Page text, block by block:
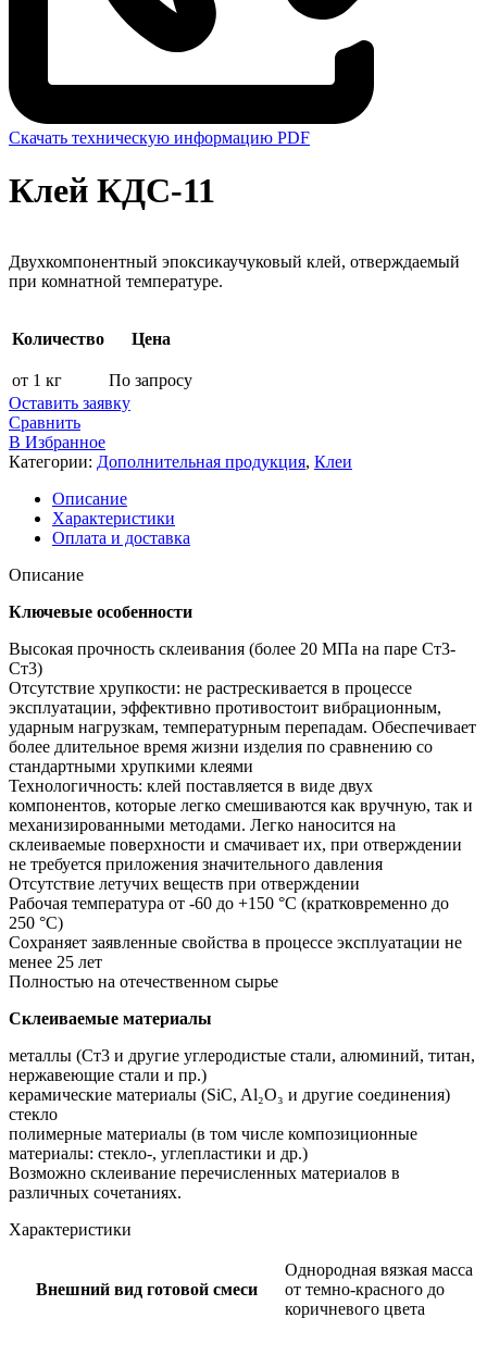
Скачать техническую информацию PDF
Клей КДС-11
Двухкомпонентный эпоксикаучуковый клей, отверждаемый
при комнатной температуре.
Количество Цена
от 1 кг
По запросу
Оставить заявку
Сравнить
В Избранное
Категории: Дополнительная продукция, Клеи
Описание
Характеристики
Оплата и доставка
Описание
Ключевые особенности
Высокая прочность склеивания (более 20 МПа на паре Ст3-
Ст3)
Отсутствие хрупкости: не растрескивается в процессе
эксплуатации, эффективно противостоит вибрационным,
ударным нагрузкам, температурным перепадам. Обеспечивает
более длительное время жизни изделия по сравнению со
стандартными хрупкими клеями
Технологичность: клей поставляется в виде двух
компонентов, которые легко смешиваются как вручную, так и
механизированными методами. Легко наносится на
склеиваемые поверхности и смачивает их, при отверждении
не требуется приложения значительного давления
Отсутствие летучих веществ при отверждении
Рабочая температура от -60 до +150 °C (кратковременно до
250 °C)
Сохраняет заявленные свойства в процессе эксплуатации не
менее 25 лет
Полностью на отечественном сырье
Склеиваемые материалы
металлы (Ст3 и другие углеродистые стали, алюминий, титан,
нержавеющие стали и пр.)
керамические материалы (SiC, Al₂O₃ и другие соединения)
стекло
полимерные материалы (в том числе композиционные
материалы: стекло-, углепластики и др.)
Возможно склеивание перечисленных материалов в
различных сочетаниях.
Характеристики
Внешний вид готовой смеси
Однородная вязкая масса
от темно-красного до
коричневого цвета